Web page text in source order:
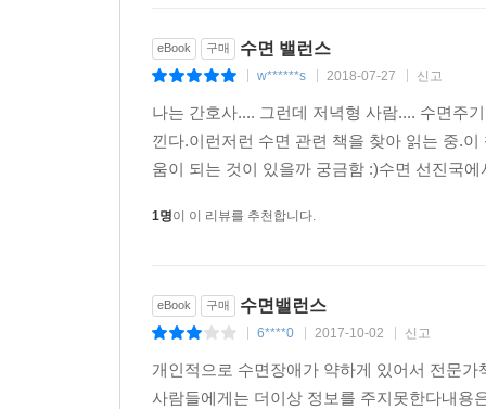
eBook 구매 수면 밸런스
w******s 2018-07-27 신고
나는 간호사.... 그런데 저녁형 사람.... 수면주
낀다.이런저런 수면 관련 책을 찾아 읽는 중.
움이 되는 것이 있을까 궁금함 :)수면 선진국
1명이 이 리뷰를 추천합니다.
eBook 구매 수면밸런스
6****0 2017-10-02 신고
개인적으로 수면장애가 약하게 있어서 전문
사람들에게는 더이상 정보를 주지못한다내용